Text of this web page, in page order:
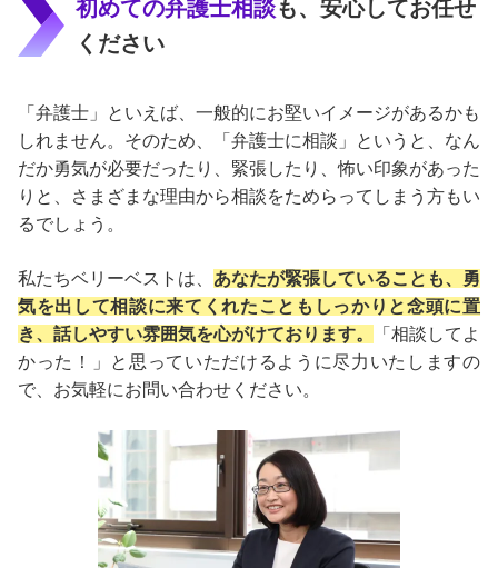
初めての弁護士相談も、安心してお任せ
ください
「弁護士」といえば、一般的にお堅いイメージがあるかも
しれません。そのため、「弁護士に相談」というと、なん
だか勇気が必要だったり、緊張したり、怖い印象があった
りと、さまざまな理由から相談をためらってしまう方もい
るでしょう。
私たちベリーベストは、 あなたが緊張していることも、勇
気を出して相談に来てくれたこともしっかりと念頭に置
き、話しやすい雰囲気を心がけております。
「相談してよ
かった！」と思っていただけるように尽力いたしますの
で、お気軽にお問い合わせください。